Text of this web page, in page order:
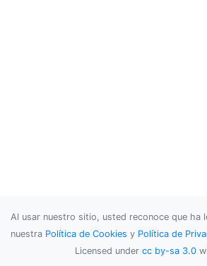
Al usar nuestro sitio, usted reconoce que ha
nuestra Política de Cookies y Política de
Licensed under cc by-sa 3.0